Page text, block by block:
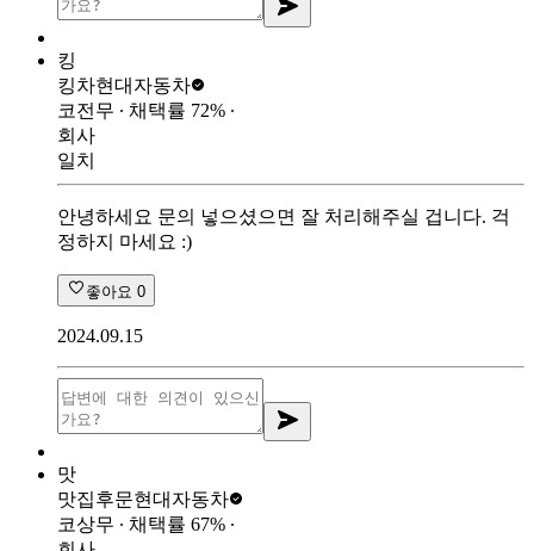
킹
킹차현대자동차
코전무 ∙ 채택률 72% ∙
회사
일치
안녕하세요 문의 넣으셨으면 잘 처리해주실 겁니다. 걱
정하지 마세요 :)
좋아요 0
2024.09.15
맛
맛집후문현대자동차
코상무 ∙ 채택률 67% ∙